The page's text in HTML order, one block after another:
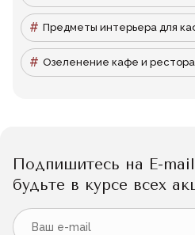
Предметы интерьера для
Озеленение кафе и
Подпишитесь на E-
будьте в курсе всех